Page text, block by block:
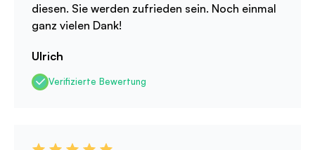
diesen. Sie werden zufrieden sein. Noch einmal
ganz vielen Dank!
Ulrich
Verifizierte Bewertung